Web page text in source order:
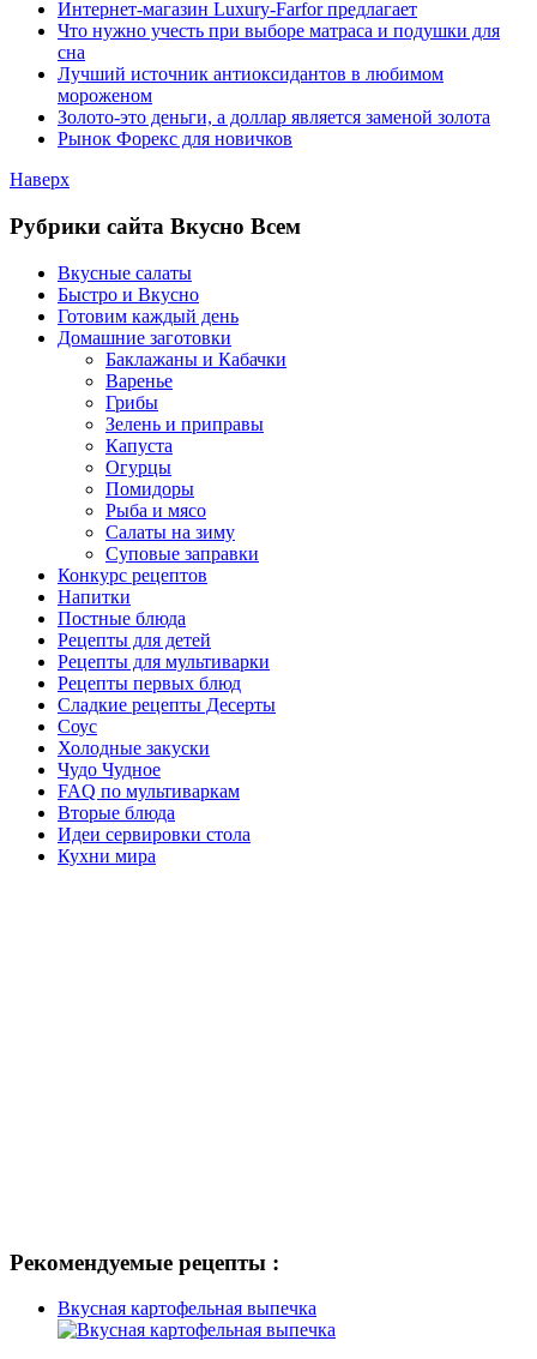
Интернет-магазин Luxury-Farfor предлагает
Что нужно учесть при выборе матраса и подушки для
сна
Лучший источник антиоксидантов в любимом
мороженом
Золото-это деньги, а доллар является заменой золота
Рынок Форекс для новичков
Наверх
Рубрики сайта Вкусно Всем
Вкусные салаты
Быстро и Вкусно
Готовим каждый день
Домашние заготовки
Баклажаны и Кабачки
Варенье
Грибы
Зелень и приправы
Капуста
Огурцы
Помидоры
Рыба и мясо
Салаты на зиму
Суповые заправки
Конкурс рецептов
Напитки
Постные блюда
Рецепты для детей
Рецепты для мультиварки
Рецепты первых блюд
Сладкие рецепты Десерты
Соус
Холодные закуски
Чудо Чудное
FAQ по мультиваркам
Вторые блюда
Идеи сервировки стола
Кухни мира
Рекомендуемые рецепты :
Вкусная картофельная выпечка